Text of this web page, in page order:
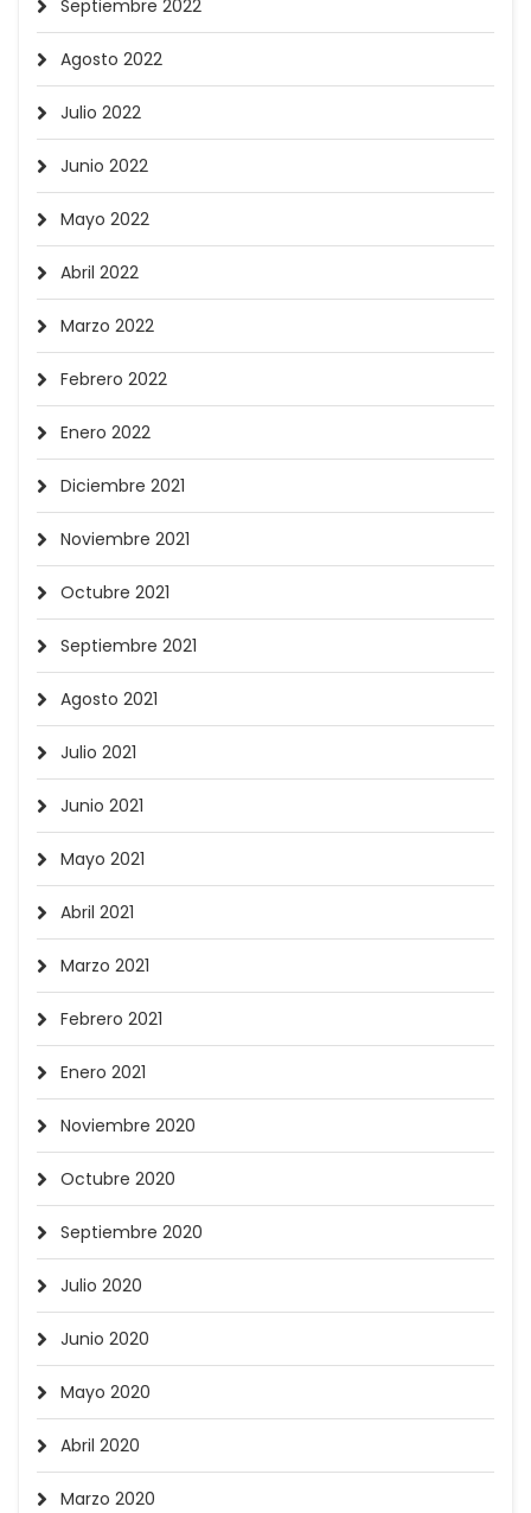
Septiembre 2022
Agosto 2022
Julio 2022
Junio 2022
Mayo 2022
Abril 2022
Marzo 2022
Febrero 2022
Enero 2022
Diciembre 2021
Noviembre 2021
Octubre 2021
Septiembre 2021
Agosto 2021
Julio 2021
Junio 2021
Mayo 2021
Abril 2021
Marzo 2021
Febrero 2021
Enero 2021
Noviembre 2020
Octubre 2020
Septiembre 2020
Julio 2020
Junio 2020
Mayo 2020
Abril 2020
Marzo 2020